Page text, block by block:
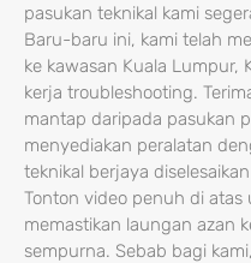
pasukan teknikal kami
Baru-baru ini, kami telah
ke kawasan Kuala Lumpur,
kerja troubleshooting.
mantap daripada pasukan
menyediakan peralatan
teknikal berjaya
Tonton video penuh di
memastikan laungan azan
sempurna. Sebab bagi